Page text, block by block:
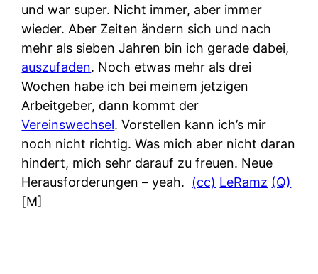
und war super. Nicht immer, aber immer
wieder. Aber Zeiten ändern sich und nach
mehr als sieben Jahren bin ich gerade dabei,
auszufaden. Noch etwas mehr als drei
Wochen habe ich bei meinem jetzigen
Arbeitgeber, dann kommt der
Vereinswechsel. Vorstellen kann ich’s mir
noch nicht richtig. Was mich aber nicht daran
hindert, mich sehr darauf zu freuen. Neue
Herausforderungen – yeah.
(cc) LeRamz (Q)
[M]